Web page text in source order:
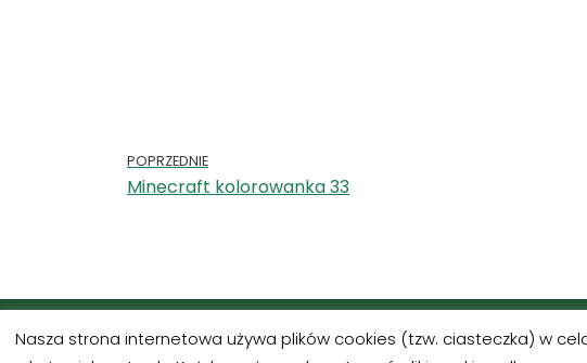
POPRZEDNIE
Minecraft kolorowanka 33
Nasza strona internetowa używa plików cookies (tzw. ciasteczka) w